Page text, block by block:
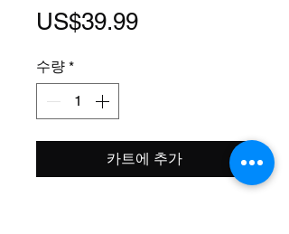
US$39.99가
수량 *
카트에 추가